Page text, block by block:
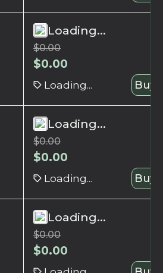
Loading...
$0.00
$0.00
Loading... Buy
Loading...
$0.00
$0.00
Loading... Buy
Loading...
$0.00
$0.00